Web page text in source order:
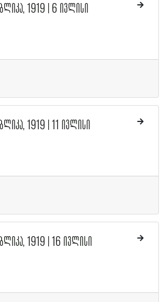
1919 | 6 ივლისი
1919 | 11 ივლისი
1919 | 16 ივლისი